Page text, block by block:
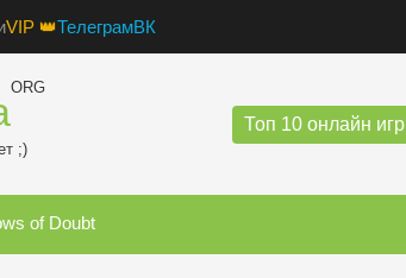
VIP 👑ТелеграмВК
ORG
;)
Топ 10 онлайн игр
of Doubt